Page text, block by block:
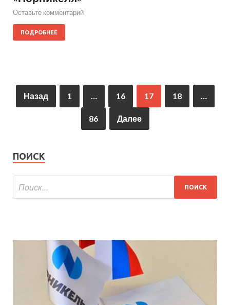
Оставьте комментарий
ПОДРОБНЕЕ
Назад 1 … 16 17 18 …
86 Далее
ПОИСК